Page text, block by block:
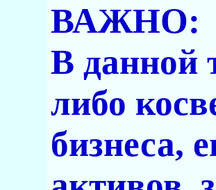
ВАЖНО:
В данной
либо
бизнеса,